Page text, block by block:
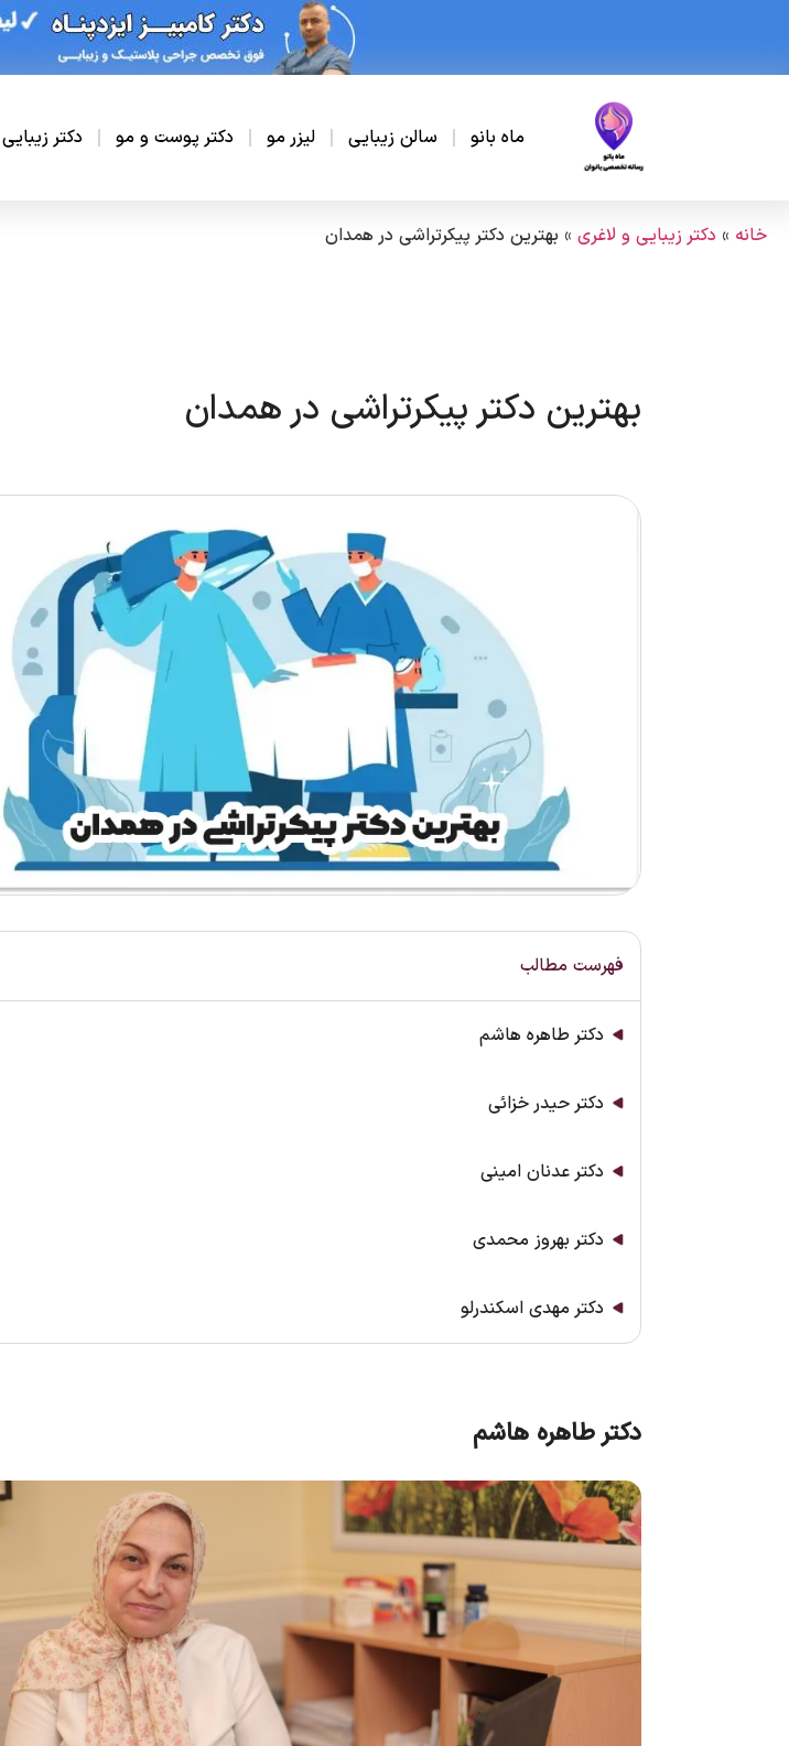
ماه بانو سالن زیبایی لیزر مو دکتر پوست و مو دکتر زیبایی
خانه » دکتر زیبایی و لاغری » بهترین دکتر پیکرتراشی در همدان
بهترین دکتر پیکرتراشی در همدان
فهرست مطالب
دکتر طاهره هاشم
دکتر حیدر خزائی
دکتر عدنان امینی
دکتر بهروز محمدی
دکتر مهدی اسکندرلو
دکتر طاهره هاشم